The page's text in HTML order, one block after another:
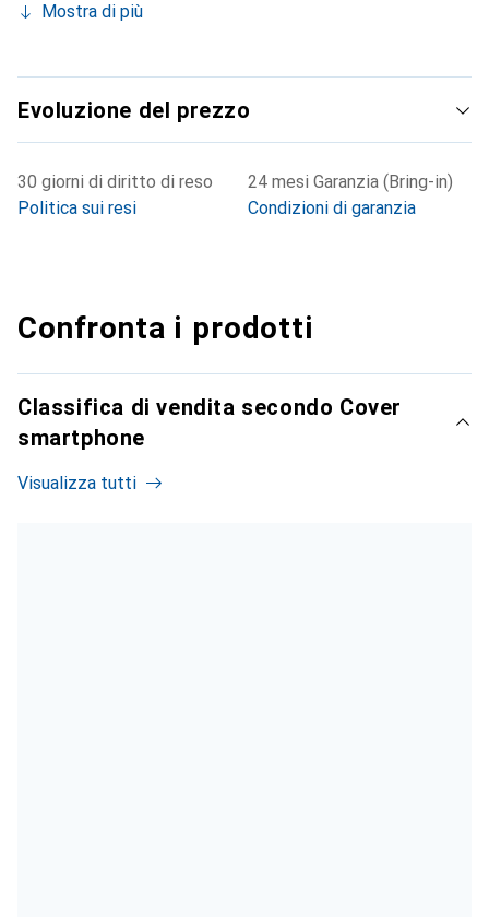
Mostra di più
Evoluzione del prezzo
30 giorni di diritto di reso
Politica sui resi
24 mesi Garanzia (Bring-in)
Condizioni di garanzia
Confronta i prodotti
Classifica di vendita secondo Cover
smartphone
Visualizza tutti